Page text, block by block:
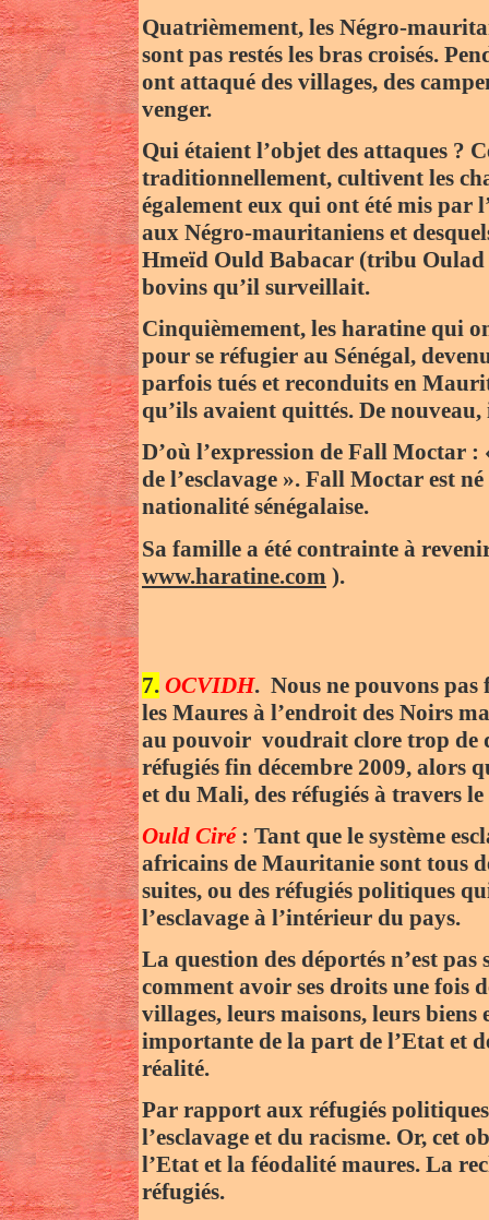
Quatrièmement, les Négro-
sont pas restés les bras croisés.
ont attaqué des villages, des
venger.
Qui étaient l’objet des attaques ?
traditionnellement, cultivent les
également eux qui ont été mis par
aux Négro-mauritaniens et
Hmeïd Ould Babacar (tribu
bovins qu’il surveillait.
Cinquièmement, les haratine qui
pour se réfugier au Sénégal,
parfois tués et reconduits en
qu’ils avaient quittés. De nouveau,
D’où l’expression de Fall Moctar
de l’esclavage ». Fall Moctar est
nationalité sénégalaise.
Sa famille a été contrainte à
www.haratine.com ).
7. OCVIDH. Nous ne pouvons pas
les Maures à l’endroit des Noirs
au pouvoir voudrait clore trop de
réfugiés fin décembre 2009, alors
et du Mali, des réfugiés à travers
Ould Ciré: Tant que le système
africains de Mauritanie sont tous
suites, ou des réfugiés politiques
l’esclavage à l’intérieur du pays.
La question des déportés n’est
comment avoir ses droits une fois
villages, leurs maisons, leurs biens
importante de la part de l’Etat et
réalité.
Par rapport aux réfugiés
l’esclavage et du racisme. Or, cet
l’Etat et la féodalité maures. La
réfugiés.